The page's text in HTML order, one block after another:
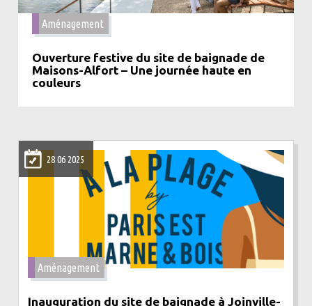
Aménagement
Ouverture festive du site de baignade de
Maisons-Alfort – Une journée haute en
couleurs
28 06 2025
Aménagement
Inauguration du site de baignade à Joinville-